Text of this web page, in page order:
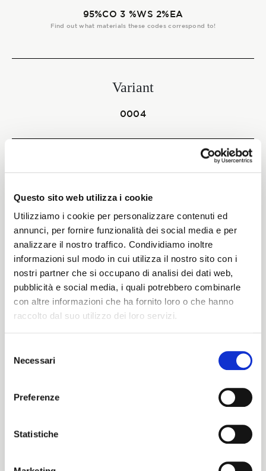
Questo sito web utilizza i cookie
Utilizziamo i cookie per personalizzare contenuti ed
annunci, per fornire funzionalità dei social media e per
analizzare il nostro traffico. Condividiamo inoltre
informazioni sul modo in cui utilizza il nostro sito con i
nostri partner che si occupano di analisi dei dati web,
pubblicità e social media, i quali potrebbero combinarle
con altre informazioni che ha fornito loro o che hanno
raccolto dal suo utilizzo dei loro servizi.
delNecessari
Preferenze
Statistiche
95%CO 3 %WS 2%EA
Find out what materials these codes correspond to!
Variant
0004
390 G/MLIN
Height
150/155 CM